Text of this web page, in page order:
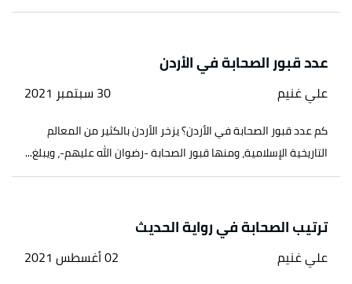
عدد قبور الصحابة في الأردن
علي غنيم 30 سبتمبر 2021
كم عدد قبور الصحابة في الأردن؟ يزخر الأردن بالكثير من المعالم
التاريخية الإسلامية، ومنها قبور الصحابة -رضوان الله عليهم-، ويبلغ...
ترتيب الصحابة في رواية الحديث
علي غنيم 02 أغسطس 2021